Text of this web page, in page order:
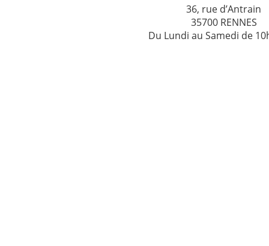
36, rue d’Antrain
35700 RENNES
Du Lundi au Samedi de